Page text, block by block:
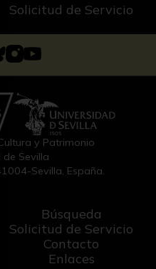
Solicitud de Servicio
y Patrimonio
de Sevilla
Sevilla, España.
Búsqueda
Solicitud de Servicio
Contacto
Enlaces